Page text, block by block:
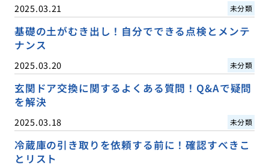
2025.03.21 未分類
基礎の土がむき出し！自分でできる点検とメンテ
ナンス
2025.03.20 未分類
玄関ドア交換に関するよくある質問！Q&Aで疑問
を解決
2025.03.18 未分類
冷蔵庫の引き取りを依頼する前に！確認すべきこ
とリスト